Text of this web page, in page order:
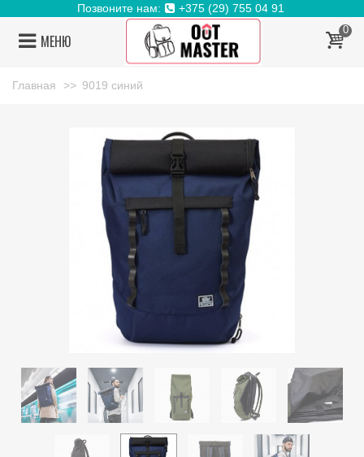
Позвоните нам: +375 (29) 755 04 91
МЕНЮ
0
Главная >> 9019 синий